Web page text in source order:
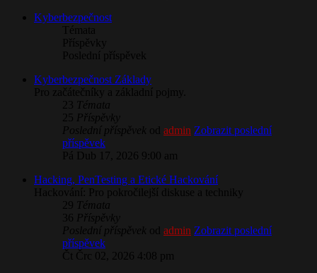
Kyberbezpečnost
Témata
Příspěvky
Poslední příspěvek
Kyberbezpečnost Základy
Pro začátečníky a základní pojmy.
23 Témata
25 Příspěvky
Poslední příspěvek od admin Zobrazit poslední
příspěvek
Pá Dub 17, 2026 9:00 am
Hacking, PenTesting a Etické Hackování
Hackování: Pro pokročilejší diskuse a techniky
29 Témata
36 Příspěvky
Poslední příspěvek od admin Zobrazit poslední
příspěvek
Čt Črc 02, 2026 4:08 pm